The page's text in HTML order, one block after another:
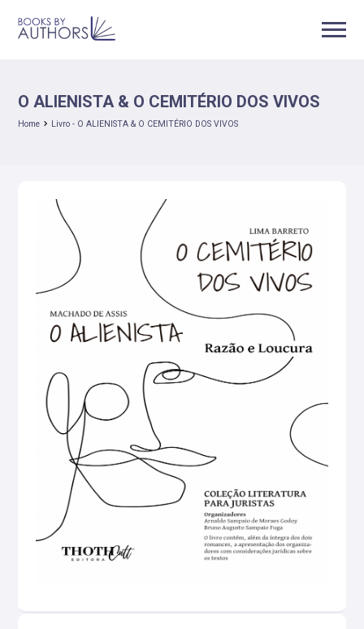
O ALIENISTA & O CEMITÉRIO DOS VIVOS
Home Livro - O ALIENISTA & O CEMITÉRIO DOS VIVOS